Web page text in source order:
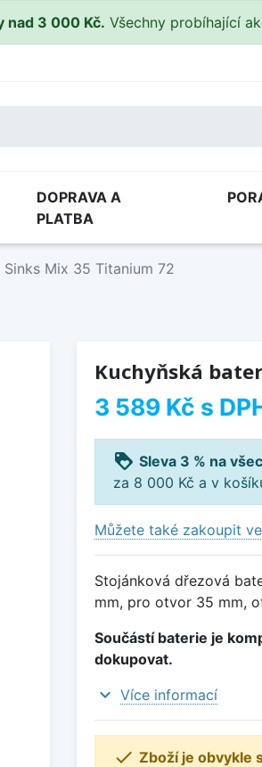
nad 3 000 Kč. Všechny probíhající
DOPRAVA A
PLATBA
Mix 35 Titanium 72
Kuchyňská
3 589 Kč s
loyalty Sleva 3 % na
za 8 000 Kč a v
Můžete také zakoupit
Stojánková dřezová
mm, pro otvor 35 mm,
Součástí baterie je
dokupovat.
expand_more Více informací
 Zboží je obvykle